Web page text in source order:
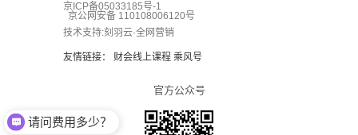
京ICP备05033185号-1
京公网安备 110108006120号
技术支持:刻羽云·全网营销
友情链接： 财会线上课程 乘风号
官方公众号
请问费用多少？